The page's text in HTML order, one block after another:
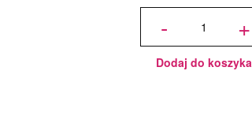
-
ilość
okrągły
Choinki
cm, h 1
cm - PC
+
Dodaj do koszyka